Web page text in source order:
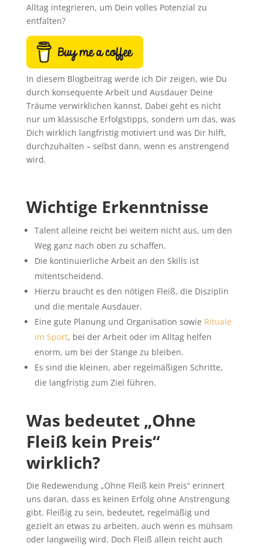
Alltag integrieren, um Dein volles Potenzial zu
entfalten?
In diesem Blogbeitrag werde ich Dir zeigen, wie Du
durch konsequente Arbeit und Ausdauer Deine
Träume verwirklichen kannst. Dabei geht es nicht
nur um klassische Erfolgstipps, sondern um das, was
Dich wirklich langfristig motiviert und was Dir hilft,
durchzuhalten – selbst dann, wenn es anstrengend
wird.
Wichtige Erkenntnisse
Talent alleine reicht bei weitem nicht aus, um den
Weg ganz nach oben zu schaffen.
Die kontinuierliche Arbeit an den Skills ist
mitentscheidend.
Hierzu braucht es den nötigen Fleiß, die Disziplin
und die mentale Ausdauer.
Eine gute Planung und Organisation sowie Rituale
im Sport, bei der Arbeit oder im Alltag helfen
enorm, um bei der Stange zu bleiben.
Es sind die kleinen, aber regelmäßigen Schritte,
die langfristig zum Ziel führen.
Was bedeutet „Ohne
Fleiß kein Preis“
wirklich?
Die Redewendung „Ohne Fleiß kein Preis“ erinnert
uns daran, dass es keinen Erfolg ohne Anstrengung
gibt. Fleißig zu sein, bedeutet, regelmäßig und
gezielt an etwas zu arbeiten, auch wenn es mühsam
oder langweilig wird. Doch Fleiß allein reicht auch